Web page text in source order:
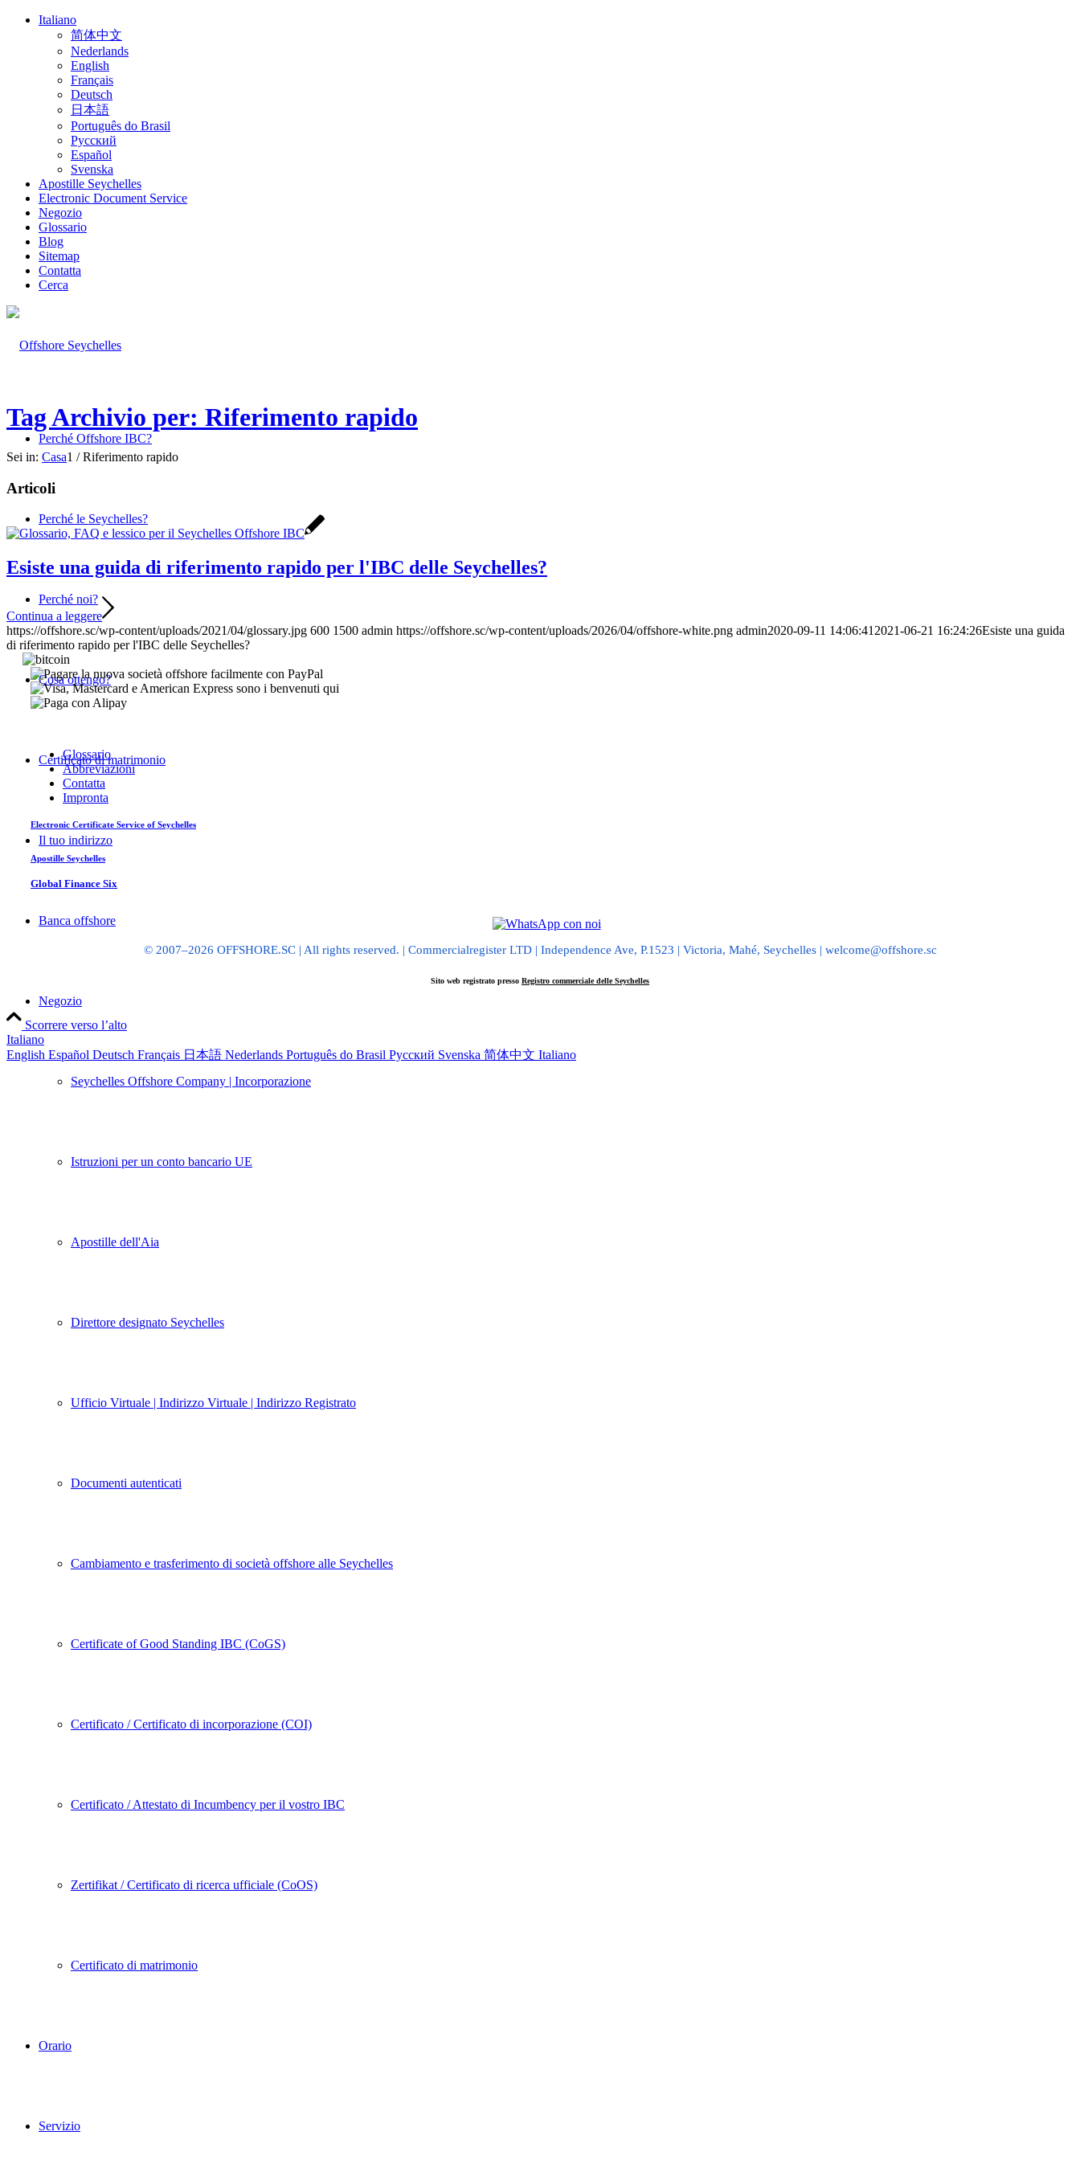
Italiano
简体中文
Nederlands
English
Français
Deutsch
日本語
Português do Brasil
Русский
Español
Svenska
Apostille Seychelles
Electronic Document Service
Negozio
Glossario
Blog
Sitemap
Contatta
Cerca
Perché Offshore IBC?
Perché le Seychelles?
Perché noi?
Cosa ottengo?
Certificato di matrimonio
Il tuo indirizzo
Banca offshore
Negozio
Seychelles Offshore Company | Incorporazione
Istruzioni per un conto bancario UE
Apostille dell'Aia
Direttore designato Seychelles
Ufficio Virtuale | Indirizzo Virtuale | Indirizzo Registrato
Documenti autenticati
Cambiamento e trasferimento di società offshore alle Seychelles
Certificate of Good Standing IBC (CoGS)
Certificato / Certificato di incorporazione (COI)
Certificato / Attestato di Incumbency per il vostro IBC
Zertifikat / Certificato di ricerca ufficiale (CoOS)
Certificato di matrimonio
Orario
Servizio
Tag Archivio per: Riferimento rapido
Sei in: Casa1 / Riferimento rapido
Articoli
Esiste una guida di riferimento rapido per l'IBC delle Seychelles?
Continua a leggere
https://offshore.sc/wp-content/uploads/2021/04/glossary.jpg 600 1500 admin https://offshore.sc/wp-content/uploads/2026/04/offshore-white.png admin2020-09-11 14:06:41 2021-06-21 16:24:26Esiste una guida
di riferimento rapido per l'IBC delle Seychelles?
Glossario
Abbreviazioni
Contatta
Impronta
Electronic Certificate Service of Seychelles
Apostille Seychelles
Global Finance Six
© 2007–2026 OFFSHORE.SC | All rights reserved. | Commercialregister LTD | Independence Ave, P.1523 | Victoria, Mahé, Seychelles | welcome@offshore.sc
Sito web registrato presso Registro commerciale delle Seychelles
Scorrere verso l’alto
Italiano
English Español Deutsch Français 日本語 Nederlands Português do Brasil Русский Svenska 简体中文 Italiano